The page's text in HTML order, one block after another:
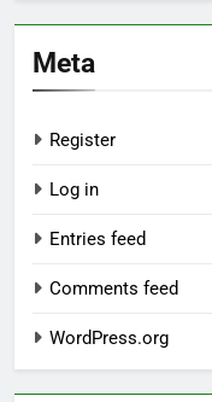
Meta
Register
Log in
Entries feed
Comments feed
WordPress.org